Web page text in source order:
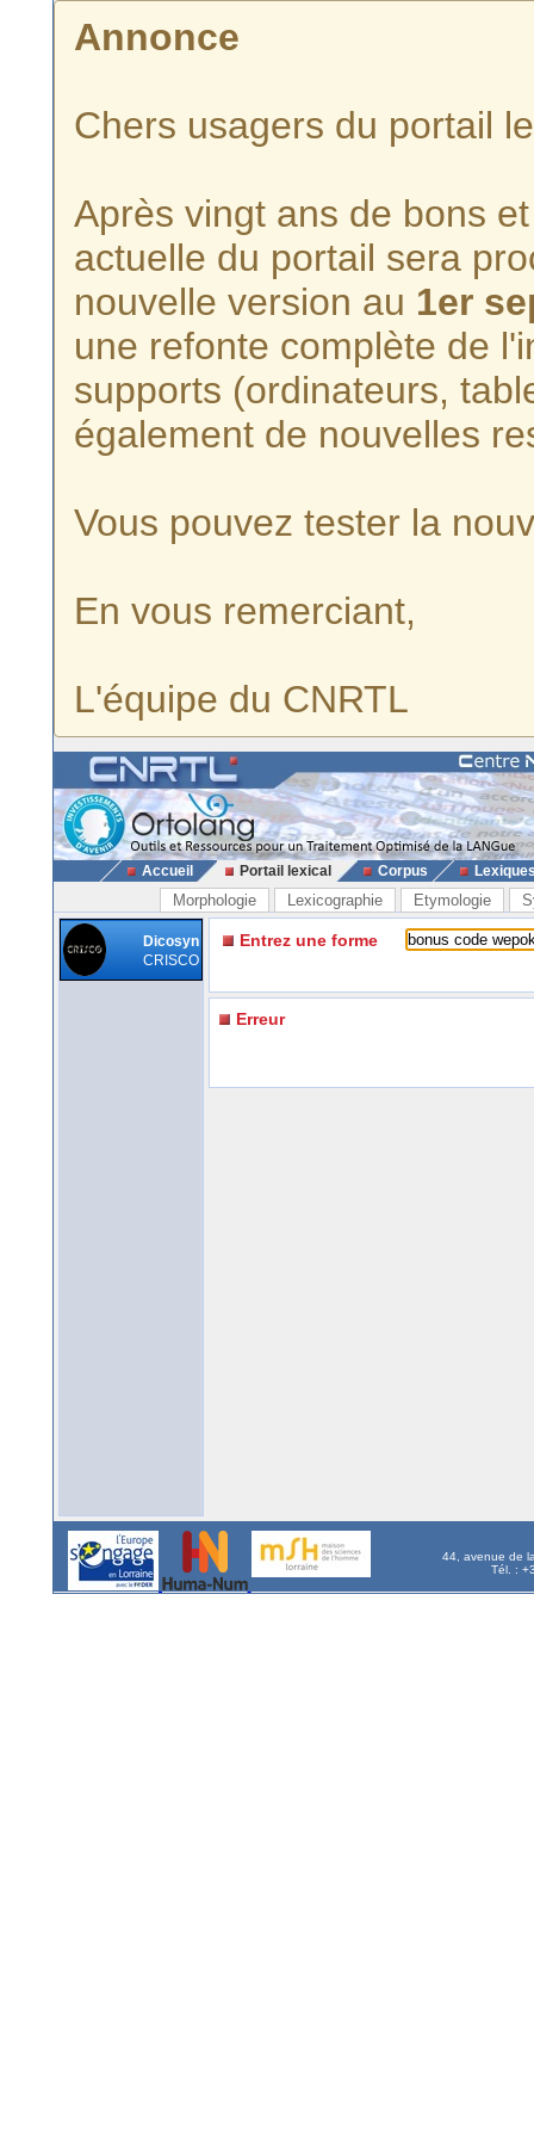
Annonce
Chers usagers du portail
Après vingt ans de bons
actuelle du portail sera
nouvelle version au 1er
une refonte complète de
supports (ordinateurs,
également de nouvelles
Vous pouvez tester la
En vous remerciant,
L'équipe du CNRTL
Accueil Portail lexical Corpus
Morphologie Lexicographie Etymologie
Dicosyn
CRISCO
Entrez une forme
Erreur
44, avenue de
Tél. :